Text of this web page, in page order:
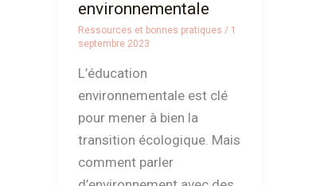
environnementale
Ressources et bonnes pratiques / 1
septembre 2023
L’éducation
environnementale est clé
pour mener à bien la
transition écologique. Mais
comment parler